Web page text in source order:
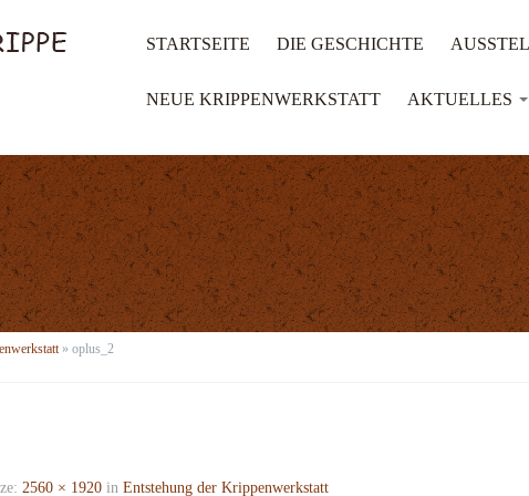
STARTSEITE DIE GESCHICHTE
NEUE KRIPPENWERKSTATT AKTUELLES
» oplus_2
2560 × 1920 in Entstehung der Krippenwerkstatt